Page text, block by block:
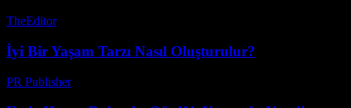
TheEditor-
İyi Bir Yaşam Tarzı Nasıl Oluşturulur?
PR Publisher-